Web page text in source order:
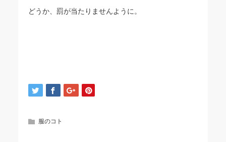
どうか、罰が当たりませんように。
服のコト